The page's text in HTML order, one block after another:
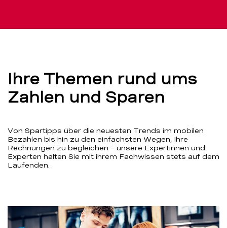
Ihre Themen rund ums
Zahlen und Sparen
Von Spartipps über die neuesten Trends im mobilen
Bezahlen bis hin zu den einfachsten Wegen, Ihre
Rechnungen zu begleichen – unsere Expertinnen und
Experten halten Sie mit ihrem Fachwissen stets auf dem
Laufenden.